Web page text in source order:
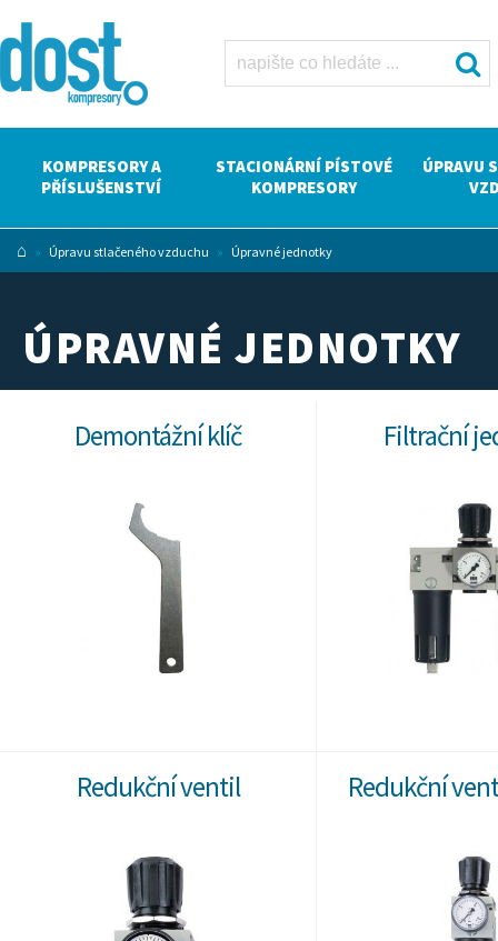
Úpravné
jednotky Dost
- kompresory
Atlas Copco
KOMPRESORY A
PŘÍSLUŠENSTVÍ
STACIONÁRNÍ PÍSTOVÉ
KOMPRESORY
ÚPRAVU
⌂ » Úpravu stlačeného vzduchu » Úpravné jednotky
ÚPRAVNÉ JEDNOTKY
Demontážní klíč Filtrační
Redukční ventil Redukční